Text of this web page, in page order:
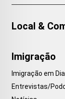
Local &
Imigração
Imigração em
Entrevistas/